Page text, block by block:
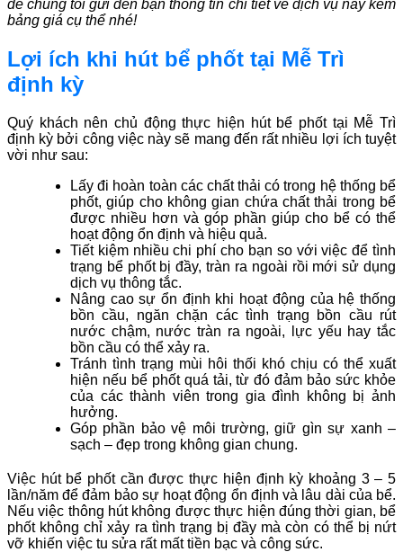
để chúng tôi gửi đến bạn thông tin chi tiết về dịch vụ này kèm
bảng giá cụ thể nhé!
Lợi ích khi hút bể phốt tại Mễ Trì
định kỳ
Quý khách nên chủ động thực hiện hút bể phốt tại Mễ Trì
định kỳ bởi công việc này sẽ mang đến rất nhiều lợi ích tuyệt
vời như sau:
Lấy đi hoàn toàn các chất thải có trong hệ thống bể
phốt, giúp cho không gian chứa chất thải trong bể
được nhiều hơn và góp phần giúp cho bể có thể
hoạt động ổn định và hiệu quả.
Tiết kiệm nhiều chi phí cho bạn so với việc để tình
trạng bể phốt bị đầy, tràn ra ngoài rồi mới sử dụng
dịch vụ thông tắc.
Nâng cao sự ổn định khi hoạt động của hệ thống
bồn cầu, ngăn chặn các tình trạng bồn cầu rút
nước chậm, nước tràn ra ngoài, lực yếu hay tắc
bồn cầu có thể xảy ra.
Tránh tình trạng mùi hôi thối khó chịu có thể xuất
hiện nếu bể phốt quá tải, từ đó đảm bảo sức khỏe
của các thành viên trong gia đình không bị ảnh
hưởng.
Góp phần bảo vệ môi trường, giữ gìn sự xanh –
sạch – đẹp trong không gian chung.
Việc hút bể phốt cần được thực hiện định kỳ khoảng 3 – 5
lần/năm để đảm bảo sự hoạt động ổn định và lâu dài của bể.
Nếu việc thông hút không được thực hiện đúng thời gian, bể
phốt không chỉ xảy ra tình trạng bị đầy mà còn có thể bị nứt
vỡ khiến việc tu sửa rất mất tiền bạc và công sức.